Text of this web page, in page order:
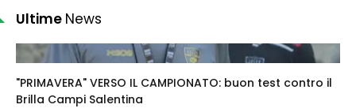
Ultime News
"PRIMAVERA" VERSO IL CAMPIONATO: buon test contro il
Brilla Campi Salentina